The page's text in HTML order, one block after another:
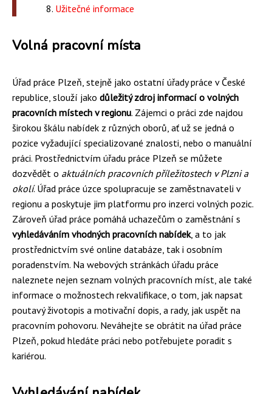
Užitečné informace
Volná pracovní místa
Úřad práce Plzeň, stejně jako ostatní úřady práce v České
republice, slouží jako důležitý zdroj informací o volných
pracovních místech v regionu. Zájemci o práci zde najdou
širokou škálu nabídek z různých oborů, ať už se jedná o
pozice vyžadující specializované znalosti, nebo o manuální
práci. Prostřednictvím úřadu práce Plzeň se můžete
dozvědět o aktuálních pracovních příležitostech v Plzni a
okolí. Úřad práce úzce spolupracuje se zaměstnavateli v
regionu a poskytuje jim platformu pro inzerci volných pozic.
Zároveň úřad práce pomáhá uchazečům o zaměstnání s
vyhledáváním vhodných pracovních nabídek, a to jak
prostřednictvím své online databáze, tak i osobním
poradenstvím. Na webových stránkách úřadu práce
naleznete nejen seznam volných pracovních míst, ale také
informace o možnostech rekvalifikace, o tom, jak napsat
poutavý životopis a motivační dopis, a rady, jak uspět na
pracovním pohovoru. Neváhejte se obrátit na úřad práce
Plzeň, pokud hledáte práci nebo potřebujete poradit s
kariérou.